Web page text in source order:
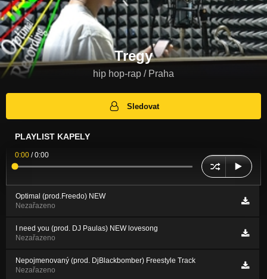
Tregy
hip hop-rap / Praha
Sledovat
PLAYLIST KAPELY
0:00 /0:00
Optimal (prod.Freedo) NEW
Nezařazeno
I need you (prod. DJ Paulas) NEW lovesong
Nezařazeno
Nepojmenovaný (prod. DjBlackbomber) Freestyle Track
Nezařazeno